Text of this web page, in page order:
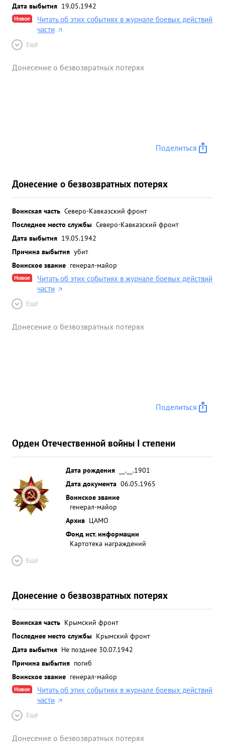
Дата выбытия 19.05.1942
Новое
Читать об этих событиях в журнале боевых действий
части
Ещё
Донесение о безвозвратных потерях
Поделиться
Донесение о безвозвратных потерях
Воинская часть Северо-Кавказский фронт
Последнее место службы Северо-Кавказский фронт
Дата выбытия 19.05.1942
Причина выбытия убит
Воинское звание генерал-майор
Новое
Читать об этих событиях в журнале боевых действий
части
Ещё
Донесение о безвозвратных потерях
Поделиться
Орден Отечественной войны I степени
Дата рождения
__.__.1901
Дата документа 06.05.1965
Воинское звание
генерал-майор
Архив ЦАМО
Фонд ист. информации
Картотека награждений
Ещё
Донесение о безвозвратных потерях
Воинская часть Крымский фронт
Последнее место службы Крымский фронт
Дата выбытия Не позднее 30.07.1942
Причина выбытия погиб
Воинское звание генерал-майор
Новое
Читать об этих событиях в журнале боевых действий
части
Ещё
Донесение о безвозвратных потерях